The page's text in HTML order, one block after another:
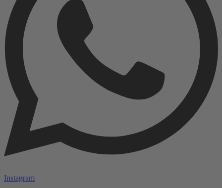
Instagram